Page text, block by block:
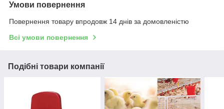
Умови повернення
Повернення товару впродовж 14 днів за домовленістю
Всі умови повернення
Подібні товари компанії